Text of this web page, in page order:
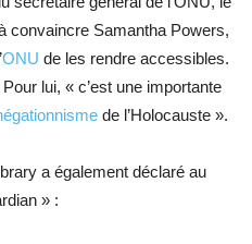
convaincre Samantha Powers,
ONU de les rendre accessibles.
lui, « c’est une importante
de l’Holocauste ».
a également déclaré au
» :